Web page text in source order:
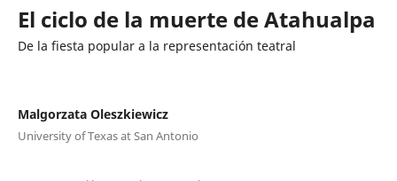
El ciclo de la muerte de Atahualpa
De la fiesta popular a la representación teatral
Malgorzata Oleszkiewicz
University of Texas at San Antonio